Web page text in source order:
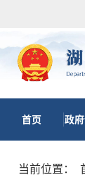
首页 政
当前位置：